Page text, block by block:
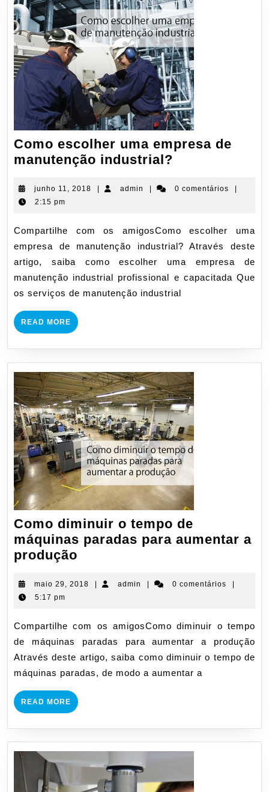
Como escolher uma empresa de
manutenção industrial?
uma
manutenção
industrial?
junho 11, 2018
junho
admin admin 0 comentários
2:15 pm
Compartilhe com os amigosComo escolher uma
empresa de manutenção industrial? Através deste
artigo, saiba como escolher uma empresa de
manutenção industrial profissional e capacitada Que
os serviços de manutenção industrial
READ MORE READ
MORE
Como diminuir o tempo de
máquinas paradas para aumentar a
produção
o
máquinas
paradas
para
aumentar
a
produção
maio 29, 2018
maio
| admin admin
| 0 comentários
|
5:17 pm
Compartilhe com os amigosComo diminuir o tempo
de máquinas paradas para aumentar a produção
Através deste artigo, saiba como diminuir o tempo de
máquinas paradas, de modo a aumentar a
READ MORE READ
MORE